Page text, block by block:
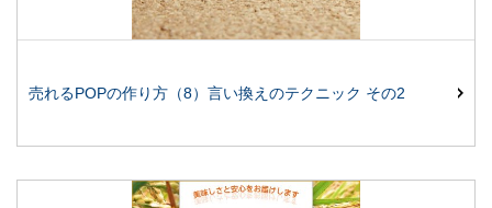
売れるPOPの作り方（8）言い換えのテクニック その2